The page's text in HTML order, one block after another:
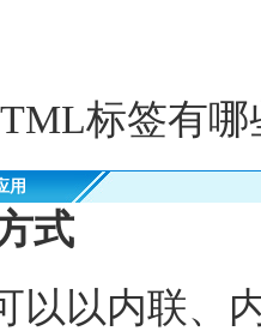
用
式
以以内联、